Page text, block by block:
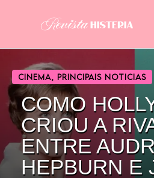
CINEMA, PRINCIPAIS NOTICIAS
COMO
CRIOU A
ENTRE
HEPBURN E